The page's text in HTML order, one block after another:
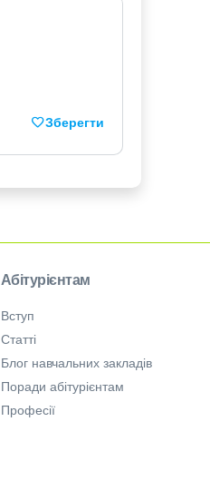
Зберегти
Абітурієнтам
Вступ
Статті
Блог навчальних закладів
Поради абітурієнтам
Професії